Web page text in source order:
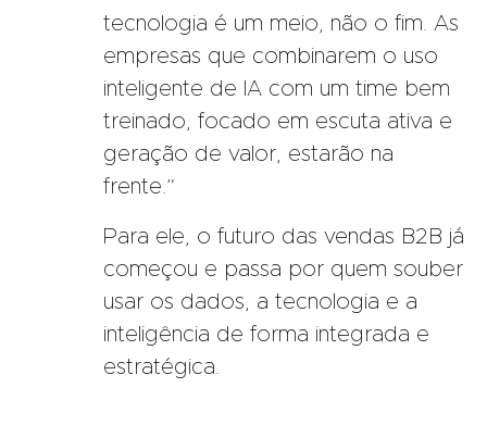
tecnologia é um meio, não o fim. As
empresas que combinarem o uso
inteligente de IA com um time bem
treinado, focado em escuta ativa e
geração de valor, estarão na
frente.”
Para ele, o futuro das vendas B2B já
começou e passa por quem souber
usar os dados, a tecnologia e a
inteligência de forma integrada e
estratégica.